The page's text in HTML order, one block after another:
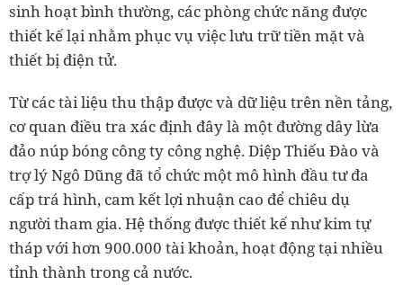
sinh hoạt bình thường, các phòng chức năng được
thiết kế lại nhằm phục vụ việc lưu trữ tiền mặt và
thiết bị điện tử.
Từ các tài liệu thu thập được và dữ liệu trên nền tảng,
cơ quan điều tra xác định đây là một đường dây lừa
đảo núp bóng công ty công nghệ. Diệp Thiếu Đào và
trợ lý Ngô Dũng đã tổ chức một mô hình đầu tư đa
cấp trá hình, cam kết lợi nhuận cao để chiêu dụ
người tham gia. Hệ thống được thiết kế như kim tự
tháp với hơn 900.000 tài khoản, hoạt động tại nhiều
tỉnh thành trong cả nước.